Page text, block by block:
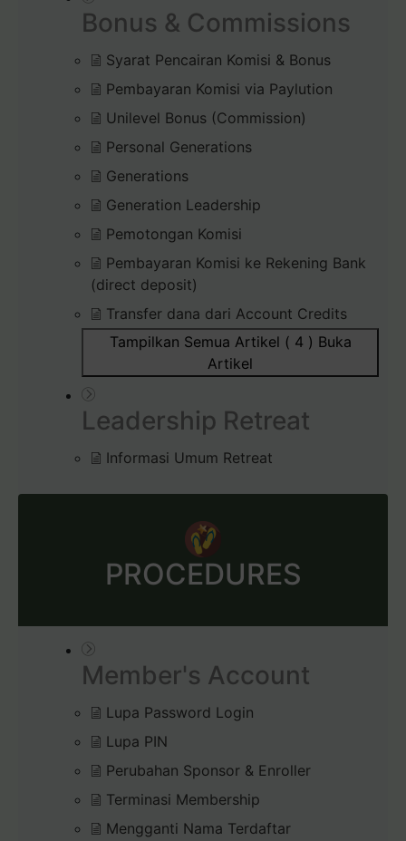
Bonus & Commissions
Syarat Pencairan Komisi & Bonus
Pembayaran Komisi via Paylution
Unilevel Bonus (Commission)
Personal Generations
Generations
Generation Leadership
Pemotongan Komisi
Pembayaran Komisi ke Rekening Bank
(direct deposit)
Transfer dana dari Account Credits
Tampilkan Semua Artikel ( 4 ) Buka
Artikel
Leadership Retreat
Informasi Umum Retreat
PROCEDURES
Member's Account
Lupa Password Login
Lupa PIN
Perubahan Sponsor & Enroller
Terminasi Membership
Mengganti Nama Terdaftar